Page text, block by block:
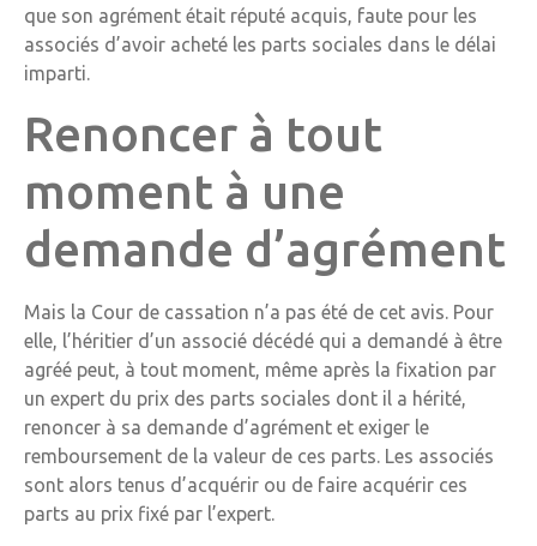
que son agrément était réputé acquis, faute pour les
associés d’avoir acheté les parts sociales dans le délai
imparti.
Renoncer à tout
moment à une
demande d’agrément
Mais la Cour de cassation n’a pas été de cet avis. Pour
elle, l’héritier d’un associé décédé qui a demandé à être
agréé peut, à tout moment, même après la fixation par
un expert du prix des parts sociales dont il a hérité,
renoncer à sa demande d’agrément et exiger le
remboursement de la valeur de ces parts. Les associés
sont alors tenus d’acquérir ou de faire acquérir ces
parts au prix fixé par l’expert.